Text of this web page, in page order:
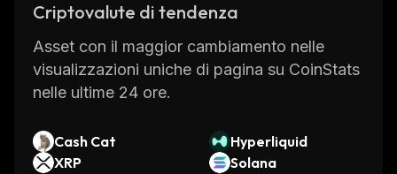
Criptovalute di tendenza
Asset con il maggior cambiamento nelle
visualizzazioni uniche di pagina su CoinStats
nelle ultime 24 ore.
Cash Cat
Hyperliquid
XRP
Solana